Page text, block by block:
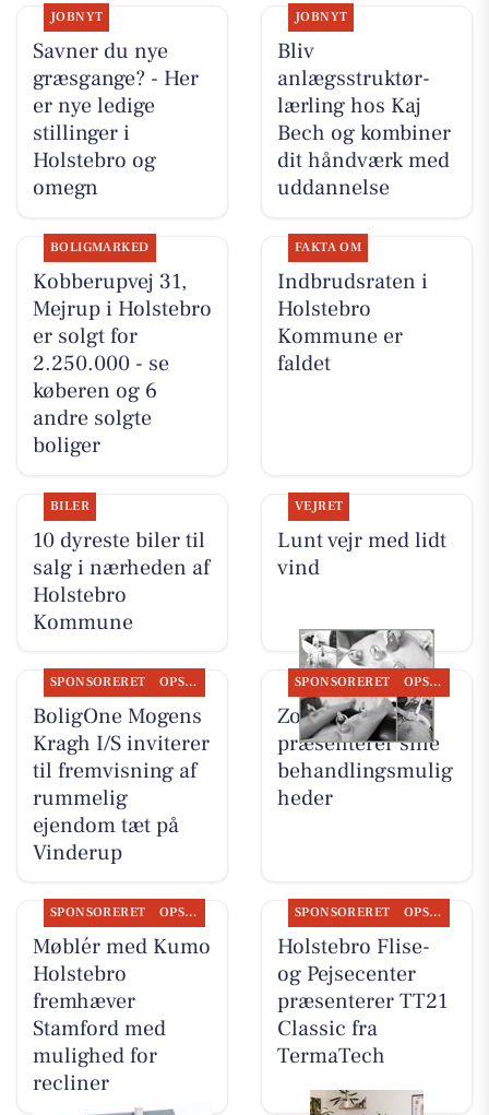
JOBNYT
Savner du nye
græsgange? - Her
er nye ledige
stillinger i
Holstebro og
omegn
JOBNYT
Bliv
anlægsstruktør-
lærling hos Kaj
Bech og kombiner
dit håndværk med
uddannelse
BOLIGMARKED
Kobberupvej 31,
Mejrup i Holstebro
er solgt for
2.250.000 - se
køberen og 6
andre solgte
boliger
FAKTA OM
Indbrudsraten i
Holstebro
Kommune er
faldet
BILER
10 dyreste biler til
salg i nærheden af
Holstebro
Kommune
VEJRET
Lunt vejr med lidt
vind
SPONSORERET OPSLAGSTAVLEN
BoligOne Mogens
Kragh I/S inviterer
til fremvisning af
rummelig
ejendom tæt på
Vinderup
SPONSORERET OPSLAGSTAVLEN
Zones By Gitte
præsenterer sine
behandlingsmulig
heder
SPONSORERET OPSLAGSTAVLEN
Møblér med Kumo
Holstebro
fremhæver
Stamford med
mulighed for
recliner
SPONSORERET OPSLAGSTAVLEN
Holstebro Flise-
og Pejsecenter
præsenterer TT21
Classic fra
TermaTech